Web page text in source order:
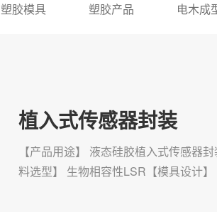
塑胶模具 塑胶产品 电木成
植入式传感器封装
【产品用途】 液态硅胶植入式传感器
料选型】 生物相容性LSR【模具设计】